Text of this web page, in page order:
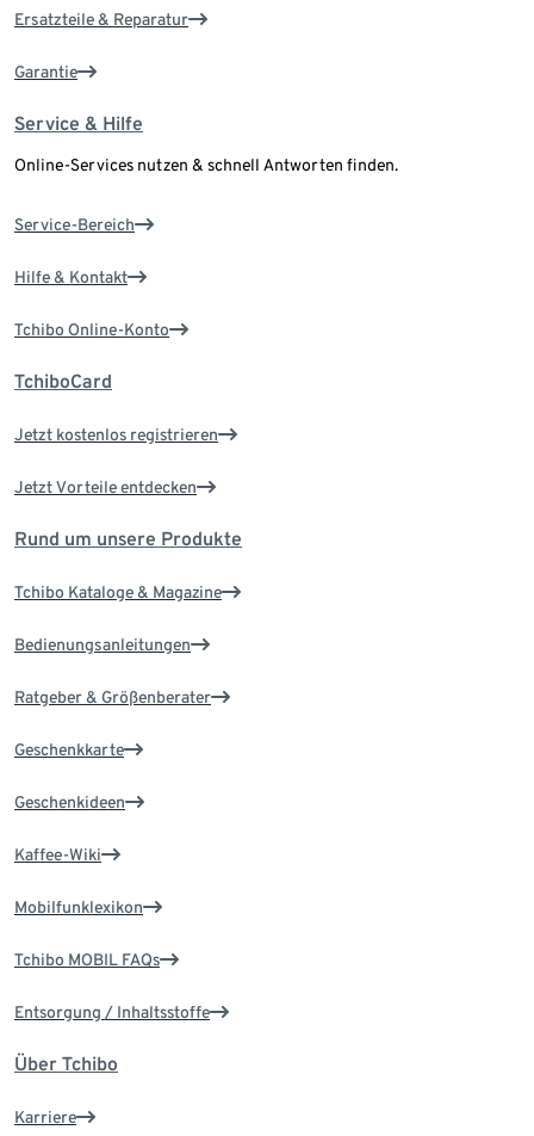
Ersatzteile & Reparatur
Garantie
Service & Hilfe
Online-Services nutzen & schnell Antworten finden.
Service-Bereich
Hilfe & Kontakt
Tchibo Online-Konto
TchiboCard
Jetzt kostenlos registrieren
Jetzt Vorteile entdecken
Rund um unsere Produkte
Tchibo Kataloge & Magazine
Bedienungsanleitungen
Ratgeber & Größenberater
Geschenkkarte
Geschenkideen
Kaffee-Wiki
Mobilfunklexikon
Tchibo MOBIL FAQs
Entsorgung / Inhaltsstoffe
Über Tchibo
Karriere